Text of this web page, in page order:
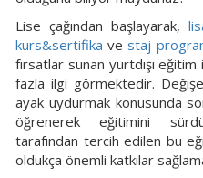
Lise çağından başlayarak,
kurs&sertifikavestaj
fırsatlar sunan yurtdışı
fazla ilgi görmektedir.
ayak uydurmak konusunda
öğrenerek eğitimini
tarafından tercih edilen bu
oldukça önemli katkılar